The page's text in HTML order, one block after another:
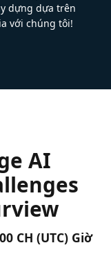
dựng dựa trên
với chúng tôi!
AI
CH (UTC) Giờ